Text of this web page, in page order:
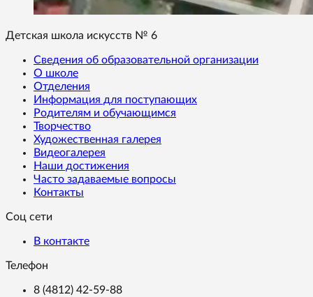
Детская школа искусств № 6
Сведения об образовательной организации
О школе
Отделения
Информация для поступающих
Родителям и обучающимся
Творчество
Художественная галерея
Видеогалерея
Наши достижения
Часто задаваемые вопросы
Контакты
Соц сети
В контакте
Телефон
8 (4812) 42-59-88